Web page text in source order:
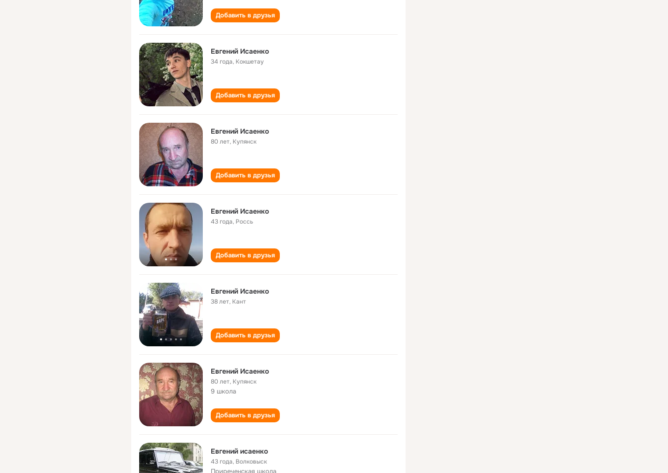
Добавить в друзья
Евгений Исаенко
34 года, Кокшетау
Добавить в друзья
Евгений Исаенко
80 лет, Купянск
Добавить в друзья
Евгений Исаенко
43 года, Россь
Добавить в друзья
Евгений Исаенко
38 лет, Кант
Добавить в друзья
Евгений Исаенко
80 лет, Купянск
9 школа
Добавить в друзья
Евгений исаенко
43 года, Волковыск
Приреченская школа